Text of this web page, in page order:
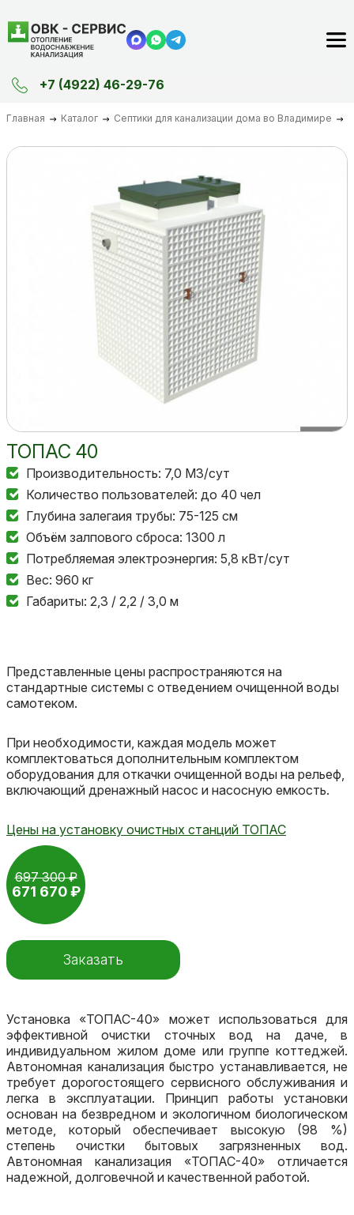
+7 (4922) 46-29-76
Главная Каталог Септики для канализации дома во Владимире
697 300 ₽
671 670 ₽
Заказать
ТОПАС 40
Производительность: 7,0 М3/сут
Количество пользователей: до 40 чел
Глубина залегаия трубы: 75-125 см
Объём залпового сброса: 1300 л
Потребляемая электроэнергия: 5,8 кВт/сут
Вес: 960 кг
Габариты: 2,3 / 2,2 / 3,0 м
Представленные цены распространяются на
стандартные системы с отведением очищенной воды
самотеком.
При необходимости, каждая модель может
комплектоваться дополнительным комплектом
оборудования для откачки очищенной воды на рельеф,
включающий дренажный насос и насосную емкость.
Цены на установку очистных станций ТОПАС
Установка «ТОПАС-40» может использоваться для
эффективной очистки сточных вод на даче, в
индивидуальном жилом доме или группе коттеджей.
Автономная канализация быстро устанавливается, не
требует дорогостоящего сервисного обслуживания и
легка в эксплуатации. Принцип работы установки
основан на безвредном и экологичном биологическом
методе, который обеспечивает высокую (98 %)
степень очистки бытовых загрязненных вод.
Автономная канализация «ТОПАС-40» отличается
надежной, долговечной и качественной работой.